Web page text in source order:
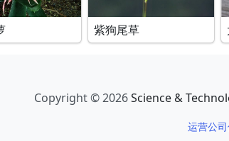
紫狗尾草
Copyright © 2026Science &
运营公